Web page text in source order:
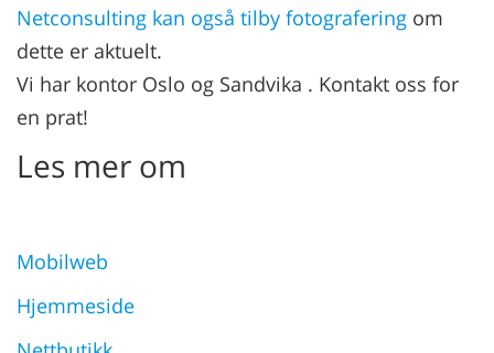
Netconsulting kan også tilby fotografering om
dette er aktuelt.
Vi har kontor Oslo og Sandvika . Kontakt oss for
en prat!
Les mer om
Mobilweb
Hjemmeside